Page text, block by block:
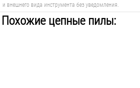
и внешнего вида инструмента без уведомления.
Похожие цепные пилы: